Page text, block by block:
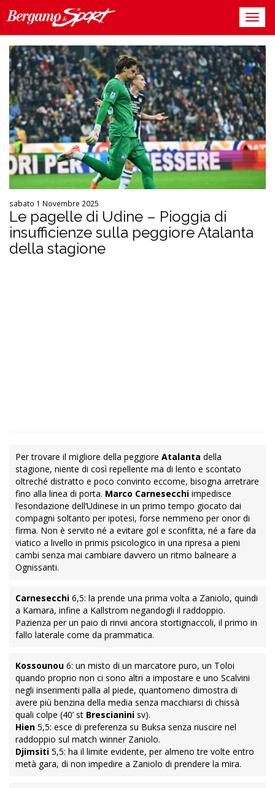
sabato 1 Novembre 2025
Le pagelle di Udine – Pioggia di
insufficienze sulla peggiore Atalanta
della stagione
Per trovare il migliore della peggiore Atalanta della
stagione, niente di così repellente ma di lento e scontato
oltreché distratto e poco convinto eccome, bisogna arretrare
fino alla linea di porta. Marco Carnesecchi impedisce
l’esondazione dell’Udinese in un primo tempo giocato dai
compagni soltanto per ipotesi, forse nemmeno per onor di
firma. Non è servito né a evitare gol e sconfitta, né a fare da
viatico a livello in primis psicologico in una ripresa a pieni
cambi senza mai cambiare davvero un ritmo balneare a
Ognissanti.
Carnesecchi 6,5: la prende una prima volta a Zaniolo, quindi
a Kamara, infine a Kallstrom negandogli il raddoppio.
Pazienza per un paio di rinvii ancora stortignaccoli, il primo in
fallo laterale come da prammatica.
Kossounou 6: un misto di un marcatore puro, un Toloi
quando proprio non ci sono altri a impostare e uno Scalvini
negli inserimenti palla al piede, quantomeno dimostra di
avere più benzina della media senza macchiarsi di chissà
quali colpe (40’ st Brescianini sv).
Hien 5,5: esce di preferenza su Buksa senza riuscire nel
raddoppio sul match winner Zaniolo.
Djimsiti 5,5: ha il limite evidente, per almeno tre volte entro
metà gara, di non impedire a Zaniolo di prendere la mira.